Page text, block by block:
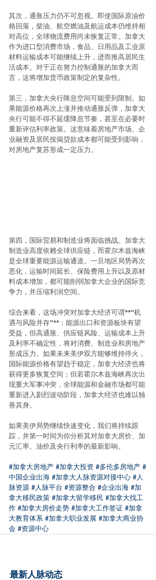
其次，通胀压力仍不可忽视。即使国际原油价
格回落，柴油、航空燃油及航运成本仍维持相
对高位，全球物流费用尚未恢复正常。加拿大
作为进口型消费市场，食品、日用品及工业原
材料运输成本可能继续上升，进而推高居民生
活成本。对于正在努力控制通胀的加拿大而
言，这将增加货币政策制定的复杂性。
第三，加拿大央行降息空间可能受到限制。如
果能源价格再次上涨并推动通胀反弹，加拿大
央行可能不得不延缓降息节奏，甚至在必要时
重新评估利率政策。这意味着房地产市场、企
业融资及居民按揭贷款成本都可能受到影响，
对房地产复苏形成一定压力。
第四，国际贸易和制造业将面临挑战。加拿大
制造业高度依赖全球供应链，而霍尔木兹海峡
是全球重要能源运输通道。一旦地区局势再次
恶化，运输时间延长、保险费用上升以及原材
料成本增加，都可能削弱加拿大企业的国际竞
争力，并压缩利润空间。
综合来看，这场冲突对加拿大经济可谓**“机
遇与风险并存”**：能源出口和资源板块有望
受益，但高通胀、供应链风险、运输成本上升
及利率不确定性，将对消费、制造业和房地产
形成压力。如果未来美伊双方能够维持停火，
国际能源价格有望趋于稳定，加拿大经济也将
获得更多恢复空间；但若霍尔木兹海峡再次出
现重大军事冲突，全球能源和金融市场都可能
重新进入剧烈波动阶段，加拿大经济也难以独
善其身。
如果美伊局势继续快速变化，我们将持续跟
踪，并第一时间为你分析其对加拿大房价、加
元汇率、油价及央行利率的最新影响。
#加拿大房地产 #加拿大投资 #多伦多房地产 #
中国企业出海 #加拿大人脉资源对接中心 #人
脉资源 #人脉平台 #资源整合 #企业出海 #加
拿大移民政策 #加拿大留学移民 #加拿大找工
作 #加拿大房价走势 #加拿大工作签证 #加拿
大教育体系 #加拿大职业发展 #加拿大商业协
会 #资源中心
最新人脉动态